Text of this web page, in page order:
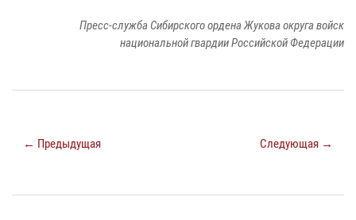
Пресс-служба Сибирского ордена Жукова округа войск
национальной гвардии Российской Федерации
← Предыдущая Следующая →